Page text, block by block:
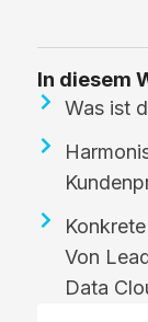
In diesem
Was ist
Von
Data